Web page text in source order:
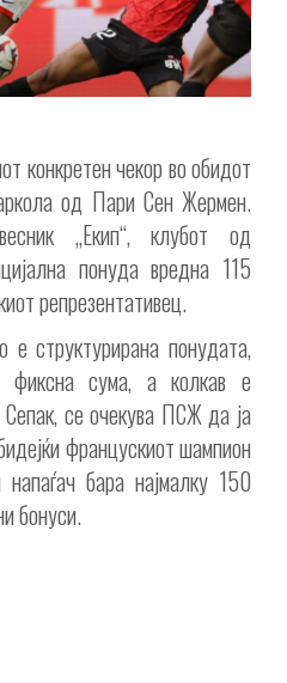
конкретен чекор во обидот
од Пари Сен Жермен.
„Екип“, клубот од
понуда вредна 115
репрезентативец.
е структурирана понудата,
сума, а колкав е
се очекува ПСЖ да ја
францускиот шампион
бара најмалку 150
бонуси.